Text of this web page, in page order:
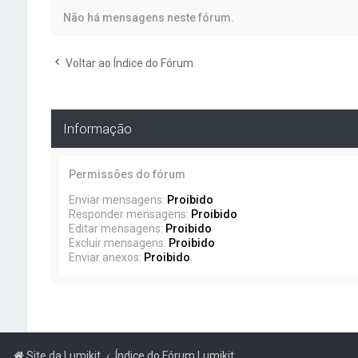
Não há mensagens neste fórum.
Voltar ao Índice do Fórum
Informação
Permissões do fórum
Enviar mensagens: Proibido
Responder mensagens: Proibido
Editar mensagens: Proibido
Excluir mensagens: Proibido
Enviar anexos: Proibido